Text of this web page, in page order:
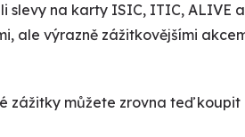
slevy na karty ISIC, ITIC, ALIVE
ale výrazně zážitkovějšími
zážitky můžete zrovna teď koupit